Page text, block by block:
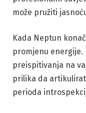
može pružiti
Kada Neptun
promjenu energije.
preispitivanja na
prilika da
perioda